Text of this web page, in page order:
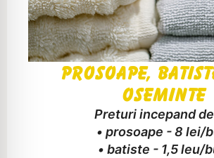
Prosoape,
oseminte
Preturi incepand
• prosoape - 8 lei/
• batiste - 1,5 leu/